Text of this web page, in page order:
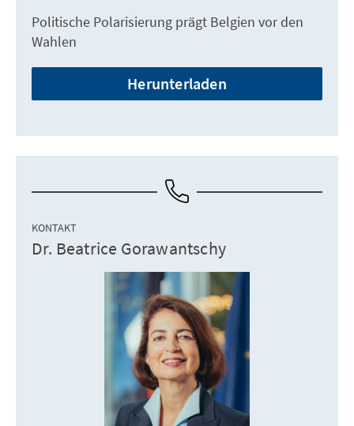
Politische Polarisierung prägt Belgien vor den
Wahlen
Herunterladen
KONTAKT
Dr. Beatrice Gorawantschy